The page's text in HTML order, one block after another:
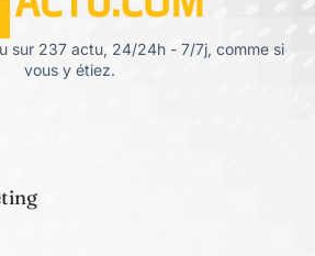
sur 237 actu, 24/24h - 7/7j, comme si
vous y étiez.